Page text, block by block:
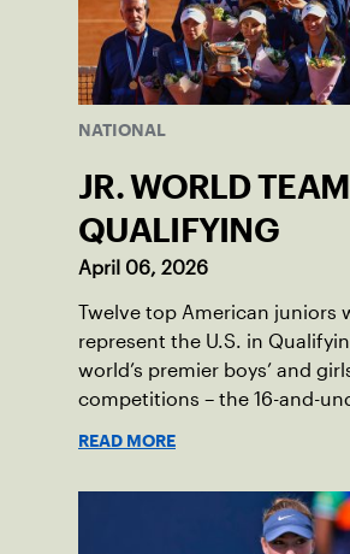
NATIONAL
JR. WORLD TEAM
QUALIFYING
April 06, 2026
Twelve top American juniors
represent the U.S. in
world’s premier boys’ and
competitions – the 16-and-
READ MORE